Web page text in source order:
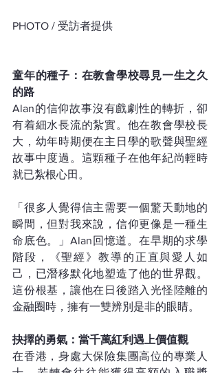
PHOTO / 受訪者提供
童年的種子：在教會學校尋見一生之久
的路
Alan的信仰故事沒有戲劇性的轉折，卻
有着細水長流的紮實。他在教會學校長
大，幼年時期便在主日學的歌聲與聖經
故事中度過。這顆種子在他年紀尚輕時
就已紮根心田。
「很多人覺得信主需要一個驚天動地的
瞬間，但對我來說，信仰更像是一種生
命底色。」Alan回憶道。在早期的求學
階段，《聖經》教導的正直與愛人如
己，已潛移默化地塑造了他的世界觀。
這份根基，讓他在日後踏入光怪陸離的
金融圈時，擁有一雙辨別是非的眼睛。
抉擇的勇氣：當千萬紅利遇上價值觀
在香港，身處大保險集團高位的專業人